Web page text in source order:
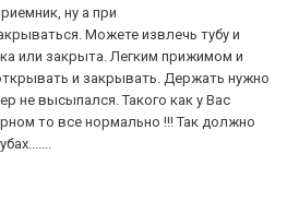
ну а при
Можете извлечь тубу и
или закрыта. Легким прижимом и
и закрывать. Держать нужно
не высыпался. Такого как у Вас
то все нормально !!! Так должно